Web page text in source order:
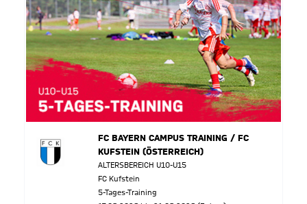
FC BAYERN CAMPUS TRAINING / FC
KUFSTEIN (ÖSTERREICH)
ALTERSBEREICH U10-U15
FC Kufstein
5-Tages-Training